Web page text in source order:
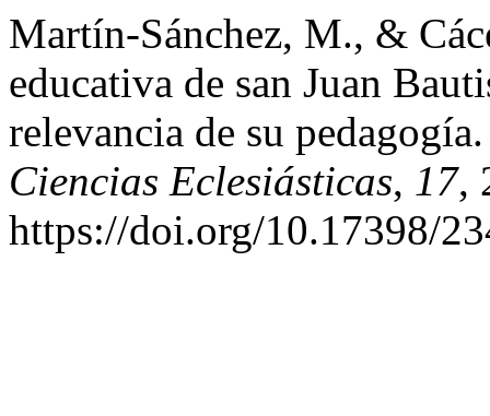
Martín-Sánchez, M., &
educativa de san Juan
relevancia de su
Ciencias Eclesiásticas, 17,
https://doi.org/10.17398/